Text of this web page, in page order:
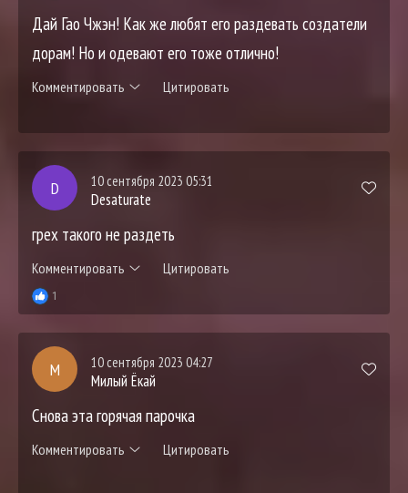
Дай Гао Чжэн! Как же любят его раздевать создатели
дорам! Но и одевают его тоже отлично!
Комментировать Цитировать
D 10 сентября 2023 05:31
Desaturate
грех такого не раздеть
Комментировать Цитировать
1
М 10 сентября 2023 04:27
Милый Ёкай
Снова эта горячая парочка
Комментировать Цитировать